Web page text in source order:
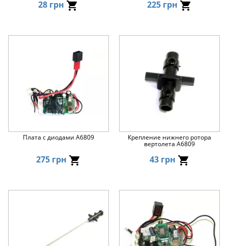
28 грн 225 грн
Плата с диодами A6809
275 грн
Крепление нижнего ротора
вертолета A6809
43 грн